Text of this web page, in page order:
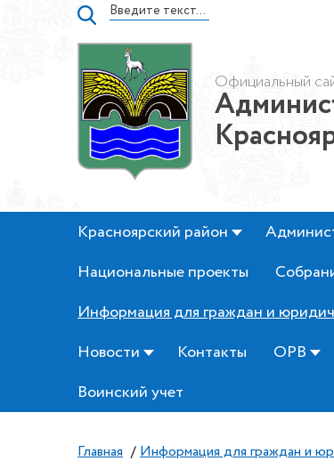
Официальный
Красноярский район
Национальные проекты
Информация для граждан и
Новости
Контакты ОРВ
Воинский учет
Главная / Информация для граждан и